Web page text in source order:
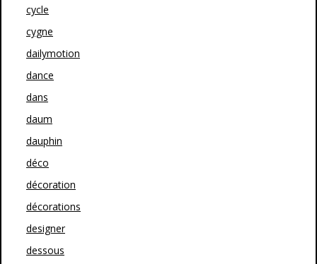
cycle
cygne
dailymotion
dance
dans
daum
dauphin
déco
décoration
décorations
designer
dessous